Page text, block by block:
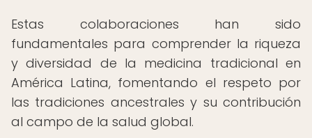
Estas colaboraciones han sido
fundamentales para comprender la riqueza
y diversidad de la medicina tradicional en
América Latina, fomentando el respeto por
las tradiciones ancestrales y su contribución
al campo de la salud global.